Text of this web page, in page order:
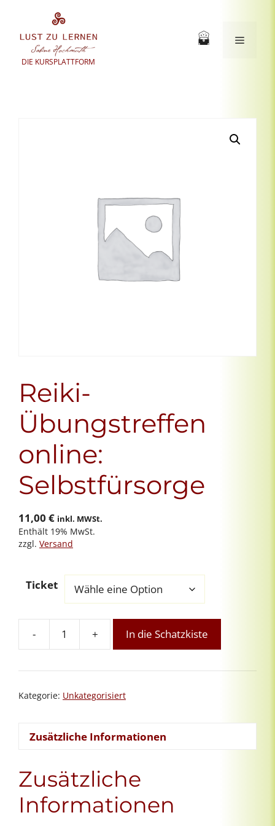
springen
DIE KURSPLATTFORM
Menü
Reiki-
Übungstreffen
online:
Selbstfürsorge
11,00 € inkl. MWSt.
Enthält 19% MwSt.
zzgl. Versand
Ticket
-
Reiki-
online:
Menge
+ In die Schatzkiste
Kategorie: Unkategorisiert
Zusätzliche Informationen
Zusätzliche
Informationen